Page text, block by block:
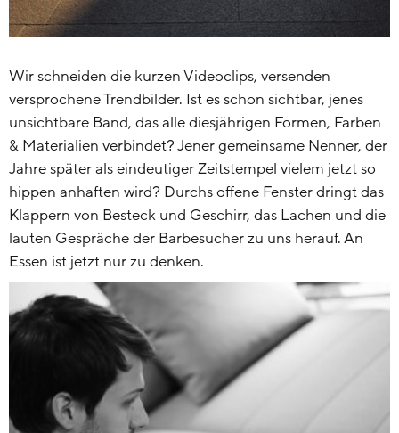
Wir schneiden die kurzen Videoclips, versenden
versprochene Trendbilder. Ist es schon sichtbar, jenes
unsichtbare Band, das alle diesjährigen Formen, Farben
& Materialien verbindet? Jener gemeinsame Nenner, der
Jahre später als eindeutiger Zeitstempel vielem jetzt so
hippen anhaften wird? Durchs offene Fenster dringt das
Klappern von Besteck und Geschirr, das Lachen und die
lauten Gespräche der Barbesucher zu uns herauf. An
Essen ist jetzt nur zu denken.